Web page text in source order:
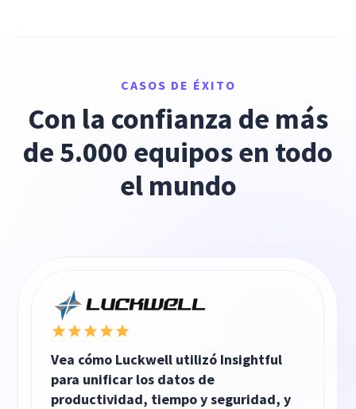
CASOS DE ÉXITO
Con la confianza de más
de 5.000 equipos en todo
el mundo
Vea cómo Luckwell utilizó Insightful
para unificar los datos de
productividad, tiempo y seguridad, y